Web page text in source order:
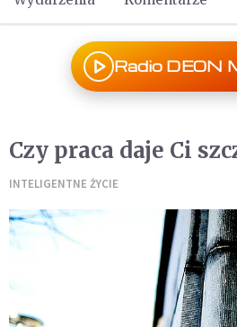
Radio DEON
Czy praca daje Ci
INTELIGENTNE ŻYCIE